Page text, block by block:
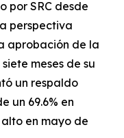
por SRC desde
perspectiva
aprobación de la
meses de su
un respaldo
un 69.6% en
en mayo de